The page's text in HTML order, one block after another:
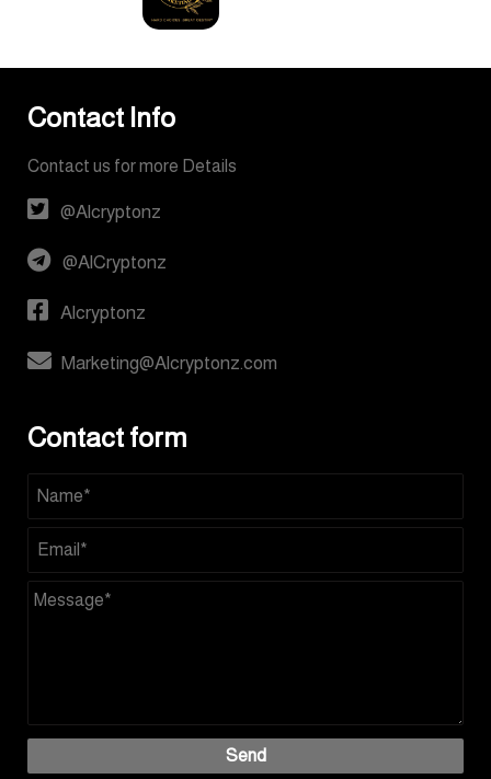
Contact Info
Contact us for more Details
@Alcryptonz
@AlCryptonz
Alcryptonz
Marketing@Alcryptonz.com
Contact form
Send